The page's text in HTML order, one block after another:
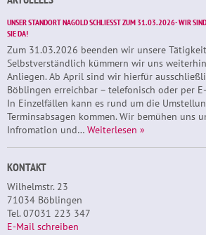
UNSER STANDORT NAGOLD SCHLIESST ZUM 31.03.2026- WIR SIND
IE DA!
Zum 31.03.2026 beenden wir unsere
Selbstverständlich kümmern wir uns
Anliegen. Ab April sind wir hierfür
Böblingen erreichbar – telefonisch oder per
In Einzelfällen kann es rund um die
Terminsabsagen kommen. Wir bemühen uns
Infromation und… Weiterlesen »
KONTAKT
Wilhelmstr. 23
71034 Böblingen
Tel. 07031 223 347
E-Mail schreiben